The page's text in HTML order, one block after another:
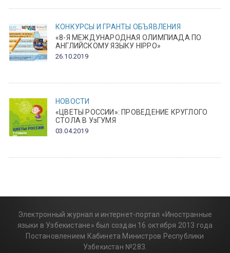
КОНКУРСЫ И ГРАНТЫ ОБЪЯВЛЕНИЯ
«8-Я МЕЖДУНАРОДНАЯ ОЛИМПИАДА ПО
АНГЛИЙСКОМУ ЯЗЫКУ HIPPO»
26.10.2019
НОВОСТИ
«ЦВЕТЫ РОССИИ»: ПРОВЕДЕНИЕ КРУГЛОГО
СТОЛА В УзГУМЯ
03.04.2019
Электронный журнал и интернет-портал «Иностранные
языки в Узбекистане» был создан 16 октября 2013 года
Постановлением Кабинета Министров Республики
Узбекистан №283.